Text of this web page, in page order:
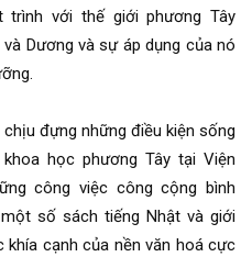
trình với thế giới phương Tây
Dương và sự áp dụng của nó
đựng những điều kiện sống
học phương Tây tại Viện
công việc công cộng bình
số sách tiếng Nhật và giới
cạnh của nền văn hoá cực